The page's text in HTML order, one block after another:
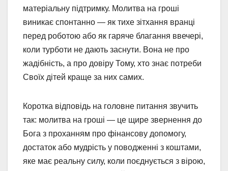
матеріальну підтримку. Молитва на гроші
виникає спонтанно — як тихе зітхання вранці
перед роботою або як гаряче благання ввечері,
коли турботи не дають заснути. Вона не про
жадібність, а про довіру Тому, хто знає потреби
Своїх дітей краще за них самих.
Коротка відповідь на головне питання звучить
так: молитва на гроші — це щире звернення до
Бога з проханням про фінансову допомогу,
достаток або мудрість у поводженні з коштами,
яке має реальну силу, коли поєднується з вірою,